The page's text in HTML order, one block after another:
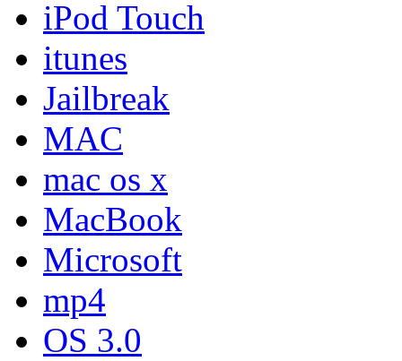
iPod Touch
itunes
Jailbreak
MAC
mac os x
MacBook
Microsoft
mp4
OS 3.0